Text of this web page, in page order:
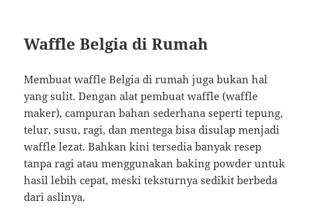
Waffle Belgia di Rumah
Membuat waffle Belgia di rumah juga bukan hal
yang sulit. Dengan alat pembuat waffle (waffle
maker), campuran bahan sederhana seperti tepung,
telur, susu, ragi, dan mentega bisa disulap menjadi
waffle lezat. Bahkan kini tersedia banyak resep
tanpa ragi atau menggunakan baking powder untuk
hasil lebih cepat, meski teksturnya sedikit berbeda
dari aslinya.